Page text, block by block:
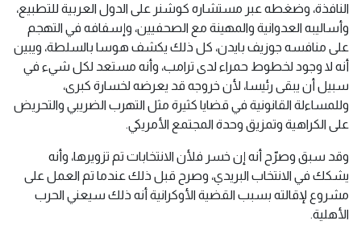
النافذة، وضغطه عبر مستشاره كوشنر على الدول العربية للتطبيع،
وأساليبه العدوانية والمهينة مع الصحفيين، وإسفافه في التهجم
على منافسه جوزيف بايدن، كل ذلك يكشف هوسا بالسلطة، ويبين
أنه لا وجود لخطوط حمراء لدى ترامب، وأنه مستعد لكل شيء في
سبيل أن يبقى رئيسا، لأن خروجه قد يعرضه لخسارة كبرى،
وللمساءلة القانونية في قضايا كثيرة مثل التهرب الضريبي والتحريض
على الكراهية وتمزيق وحدة المجتمع الأمريكي.
وقد سبق وصرّح أنه إن خسر فلأن الانتخابات تم تزويرها، وأنه
يشكك في الانتخاب البريدي، وصرح قبل ذلك عندما تم العمل على
مشروع لإقالته بسبب القضية الأوكرانية أنه ذلك سيعني الحرب
الأهلية.